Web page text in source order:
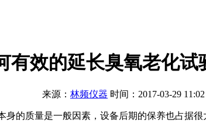
有效的延长臭氧老化试
来源： 林频仪器 时间：2017-03-29 11:02
身的质量是一般因素，设备后期的保养也占据